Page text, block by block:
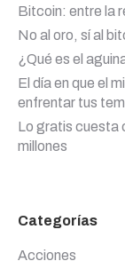
Bitcoin: entre la
No al oro, sí al
¿Qué es el
El día en que el
enfrentar tus
Lo gratis cuesta
millones
Categorías
Acciones